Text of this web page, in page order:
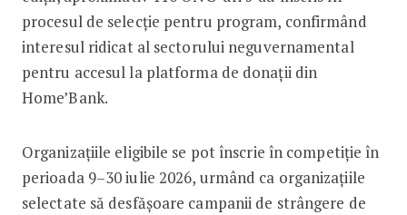
procesul de selecție pentru program, confirmând
interesul ridicat al sectorului neguvernamental
pentru accesul la platforma de donații din
Home’Bank.
Organizațiile eligibile se pot înscrie în competiție în
perioada 9–30 iulie 2026, urmând ca organizațiile
selectate să desfășoare campanii de strângere de